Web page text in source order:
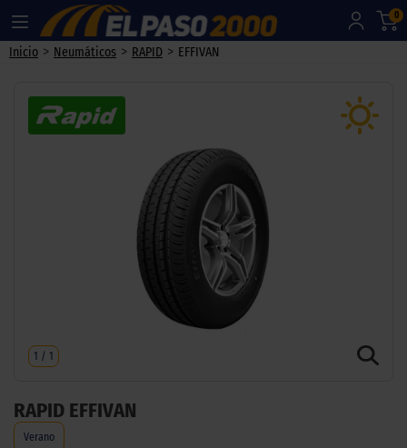
0
Inicio > Neumáticos > RAPID > EFFIVAN
1 / 1
RAPID EFFIVAN
Verano